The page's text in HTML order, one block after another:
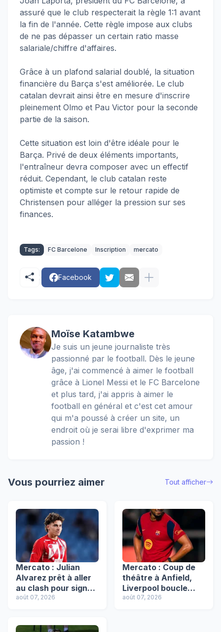
assuré que le club respecterait la règle 1:1 avant
la fin de l'année. Cette règle impose aux clubs
de ne pas dépasser un certain ratio masse
salariale/chiffre d'affaires.
Grâce à un plafond salarial doublé, la situation
financière du Barça s'est améliorée. Le club
catalan devrait ainsi être en mesure d'inscrire
pleinement Olmo et Pau Victor pour la seconde
partie de la saison.
Cette situation est loin d'être idéale pour le
Barça. Privé de deux éléments importants,
l'entraîneur devra composer avec un effectif
réduit. Cependant, le club catalan reste
optimiste et compte sur le retour rapide de
Christensen pour alléger la pression sur ses
finances.
Tags: FC Barcelone Inscription mercato
Facebook
Moïse Katambwe
Je suis un jeune journaliste très
passionné par le football. Dès le jeune
âge, j'ai commencé à aimer le football
grâce à Lionel Messi et le FC Barcelone
et plus tard, j'ai appris à aimer le
football en général et c'est cet amour
qui m'a poussé à créer un site, un
endroit où je serai libre d'exprimer ma
passion !
Vous pourriez aimer Tout afficher
Mercato : Julian
Alvarez prêt à aller
au clash pour signer
au Barça, l'Atlético
août 07, 2026
Mercato : Coup de
théâtre à Anfield,
Liverpool boucle
l'arrivée de Ronald
août 07, 2026